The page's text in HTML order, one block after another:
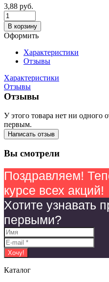
3,88 руб.
В корзину
Оформить
Характеристики
Отзывы
Характеристики
Отзывы
Отзывы
У этого товара нет ни одного
первым.
Написать отзыв
Вы смотрели
Поздравляем!
курсе всех акций!
Хотите узнавать
первыми?
Каталог